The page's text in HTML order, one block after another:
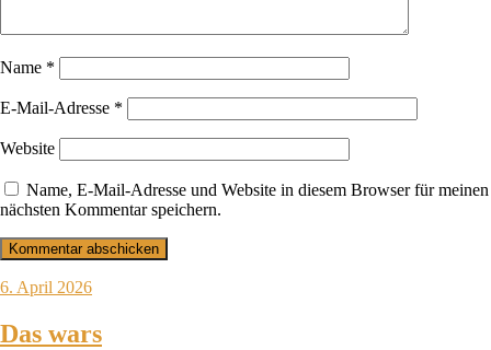
Name *
E-Mail-Adresse *
Website
Name, E-Mail-Adresse und Website in diesem Browser für meinen
nächsten Kommentar speichern.
6. April 2026
Das wars